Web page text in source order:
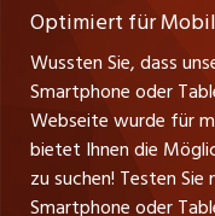
myjob.ch
schaffu.ch (VS)
ajourjob.ch
tagblatt.ch
Optimiert für
Wussten Sie, dass
Smartphone oder
Webseite wurde für
bietet Ihnen die
zu suchen! Testen
Smartphone oder